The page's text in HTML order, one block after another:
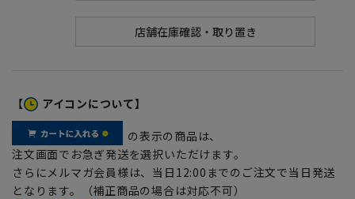
【 アイコンについて】
の表示の商品は、
注文画面でお急ぎ発送を選択いただけます。
さらにメルマガ会員様は、当日12:00までのご注文で当日発送
となります。（補正商品の場合は対応不可）